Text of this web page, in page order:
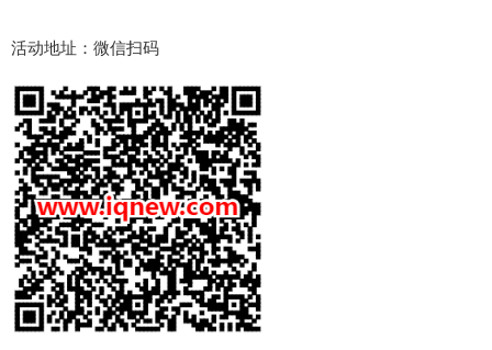
活动地址：微信扫码